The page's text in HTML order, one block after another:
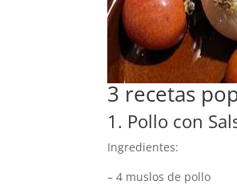
3 recetas
1. Pollo con
Ingredientes:
– 4 muslos de pollo